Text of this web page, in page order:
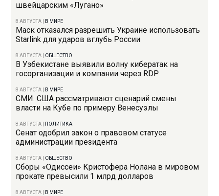
швейцарским «Лугано»
8 АВГУСТА В МИРЕ
Маск отказался разрешить Украине использовать
Starlink для ударов вглубь России
8 АВГУСТА ОБЩЕСТВО
В Узбекистане выявили волну кибератак на
госорганизации и компании через RDP
8 АВГУСТА В МИРЕ
СМИ: США рассматривают сценарий смены
власти на Кубе по примеру Венесуэлы
8 АВГУСТА ПОЛИТИКА
Сенат одобрил закон о правовом статусе
администрации президента
8 АВГУСТА ОБЩЕСТВО
Сборы «Одиссеи» Кристофера Нолана в мировом
прокате превысили 1 млрд долларов
8 АВГУСТА В МИРЕ